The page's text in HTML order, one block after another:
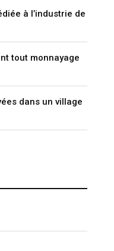
à l’industrie de
tout monnayage
dans un village